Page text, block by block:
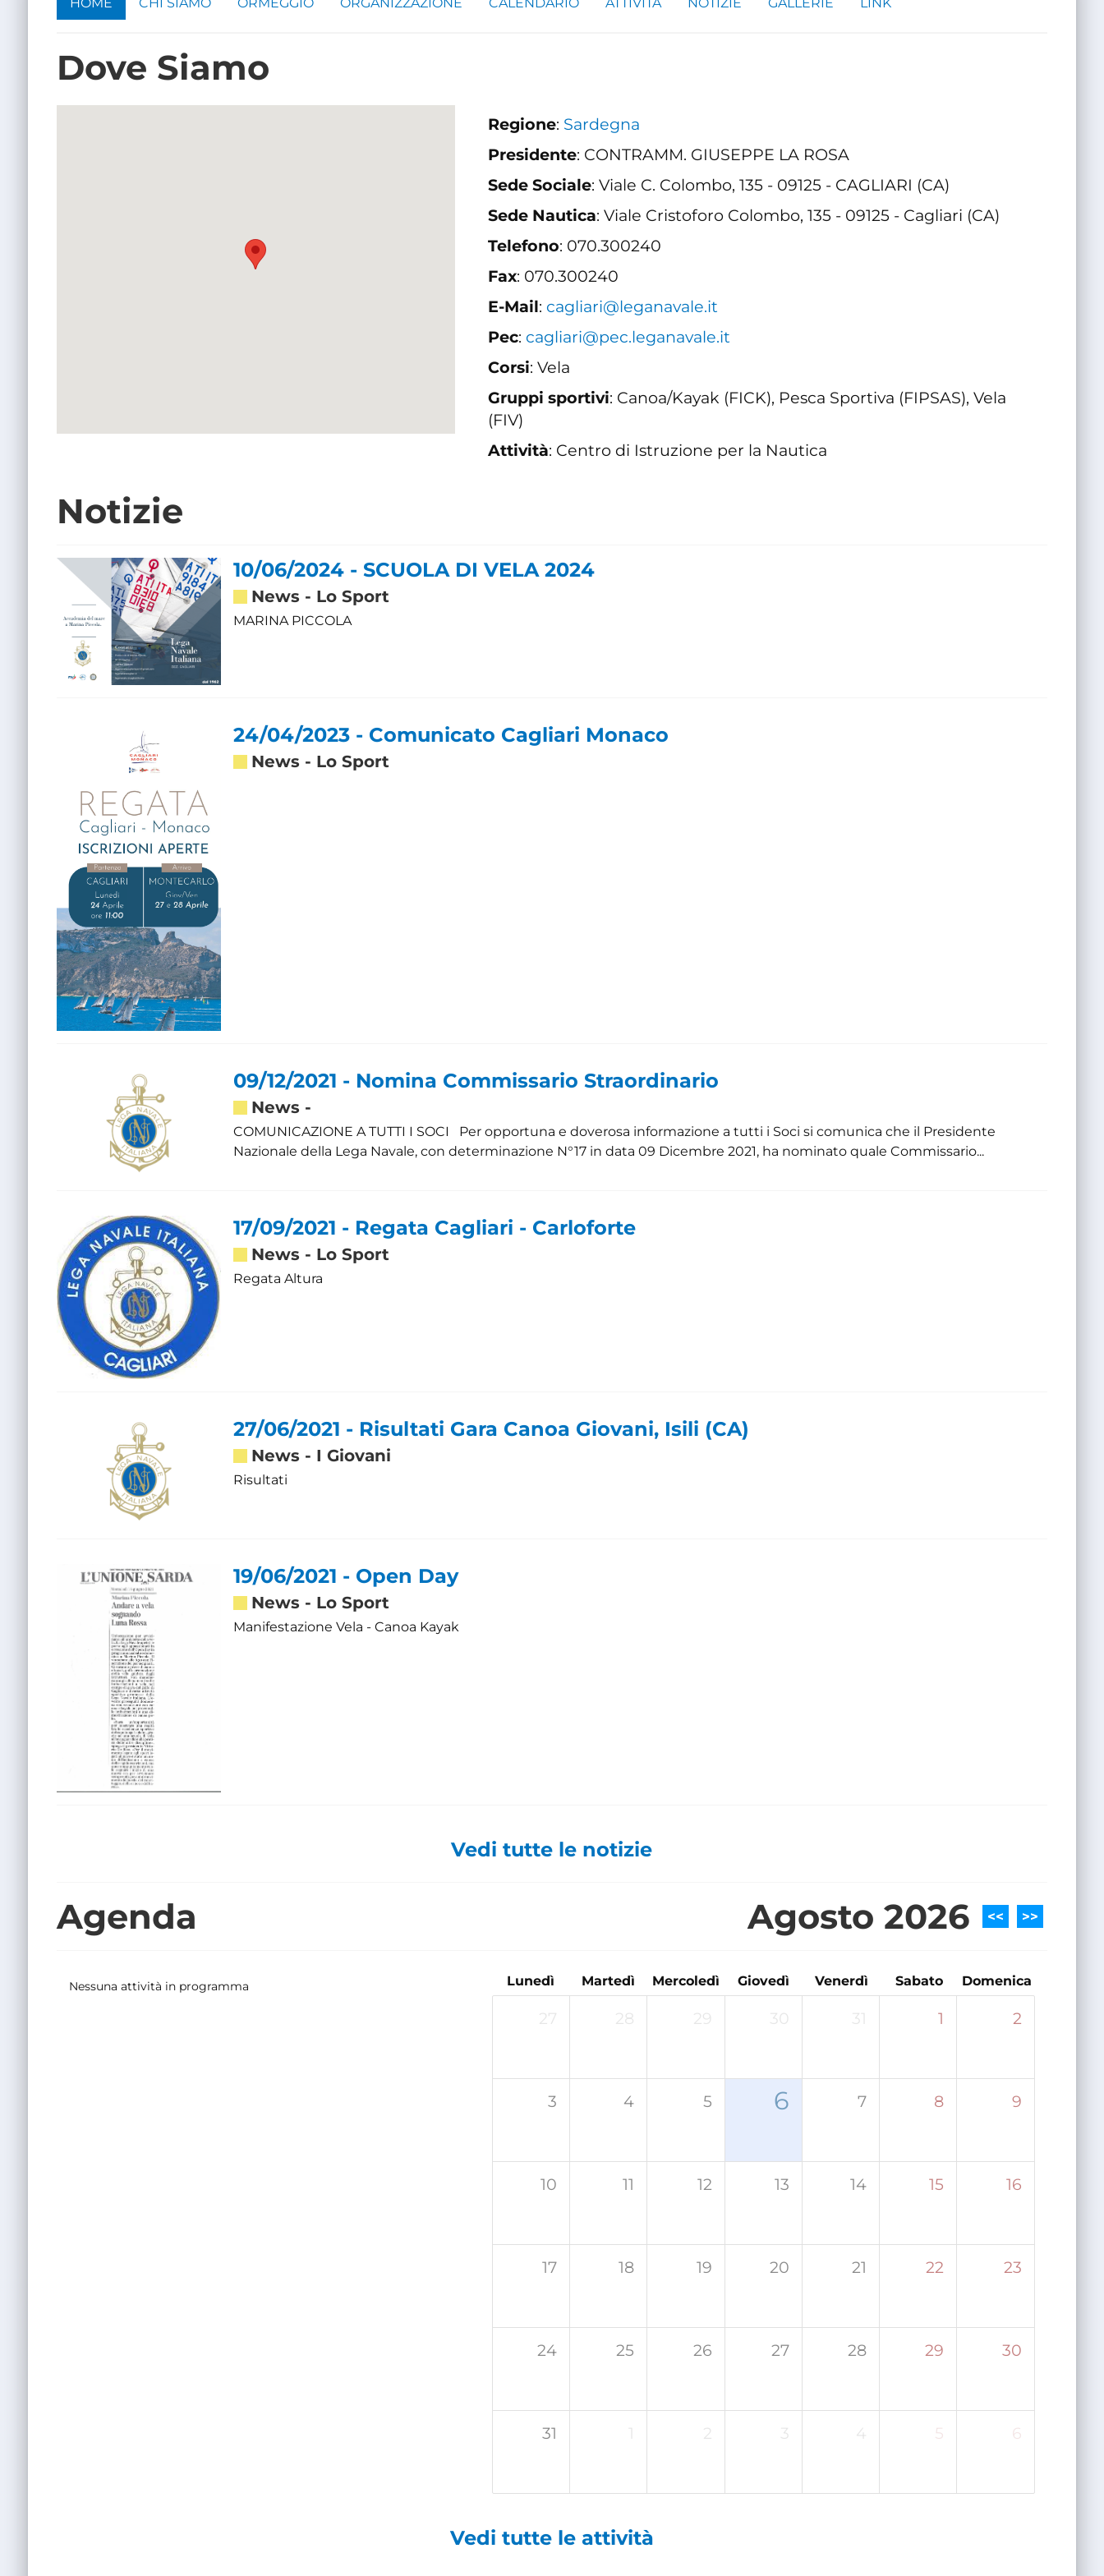
Dove Siamo
Regione: Sardegna
Presidente: CONTRAMM. GIUSEPPE LA ROSA
Sede Sociale: Viale C. Colombo, 135 - 09125 - CAGLIARI (CA)
Sede Nautica: Viale Cristoforo Colombo, 135 - 09125 - Cagliari (CA)
Telefono: 070.300240
Fax: 070.300240
E-Mail: cagliari@leganavale.it
Pec: cagliari@pec.leganavale.it
Corsi: Vela
Gruppi sportivi: Canoa/Kayak (FICK), Pesca Sportiva (FIPSAS), Vela
(FIV)
Attività: Centro di Istruzione per la Nautica
Notizie
10/06/2024 - SCUOLA DI VELA 2024
News - Lo Sport
MARINA PICCOLA
24/04/2023 - Comunicato Cagliari Monaco
News - Lo Sport
09/12/2021 - Nomina Commissario Straordinario
News -
COMUNICAZIONE A TUTTI I SOCI Per opportuna e doverosa informazione a tutti i Soci si comunica che il Presidente
Nazionale della Lega Navale, con determinazione N°17 in data 09 Dicembre 2021, ha nominato quale Commissario...
17/09/2021 - Regata Cagliari - Carloforte
News - Lo Sport
Regata Altura
27/06/2021 - Risultati Gara Canoa Giovani, Isili (CA)
News - I Giovani
Risultati
19/06/2021 - Open Day
News - Lo Sport
Manifestazione Vela - Canoa Kayak
Vedi tutte le notizie
Agenda Agosto 2026 >>
<<
Nessuna attività in programma Lunedì Martedì Mercoledì Giovedì Venerdì Sabato Domenica
27 28 29 30 31 1 2
3 4 5 6 7 8 9
10 11 12 13 14 15 16
17 18 19 20 21 22 23
24 25 26 27 28 29 30
31 1 2 3 4 5 6
Vedi tutte le attività